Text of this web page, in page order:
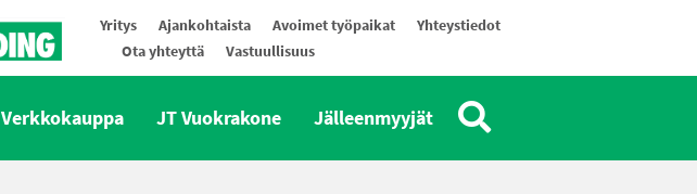
Yritys Ajankohtaista Avoimet työpaikat
Yhteystiedot
Ota yhteyttä
Vastuullisuus
Verkkokauppa JT Vuokrakone Jälleenmyyjät